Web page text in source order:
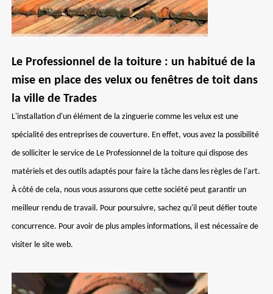
Le Professionnel de la toiture : un habitué de la
mise en place des velux ou fenêtres de toit dans
la ville de Trades
L'installation d'un élément de la zinguerie comme les velux est une
spécialité des entreprises de couverture. En effet, vous avez la possibilité
de solliciter le service de Le Professionnel de la toiture qui dispose des
matériels et des outils adaptés pour faire la tâche dans les règles de l'art.
À côté de cela, nous vous assurons que cette société peut garantir un
meilleur rendu de travail. Pour poursuivre, sachez qu'il peut défier toute
concurrence. Pour avoir de plus amples informations, il est nécessaire de
visiter le site web.